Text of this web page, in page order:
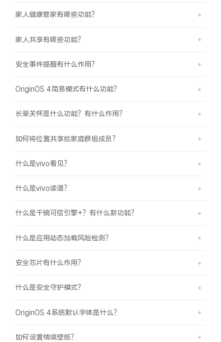
家人健康管家有哪些功能？
家人共享有哪些功能？
安全事件提醒有什么作用？
OriginOS 4简易模式有什么功能？
长辈关怀是什么功能？有什么作用？
如何将位置共享给家庭群组成员？
什么是vivo看见？
什么是vivo读谱？
什么是千镜可信引擎+？有什么新功能？
什么是应用动态加载风险检测？
安全芯片有什么作用？
什么是安全守护模式？
OriginOS 4系统默认字体是什么？
如何设置情境壁纸？